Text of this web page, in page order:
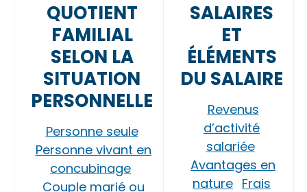
QUOTIENT
FAMILIAL
SELON LA
SITUATION
PERSONNELLE
Personne seule
Personne vivant en
concubinage
Couple marié ou
SALAIRES
ET
ÉLÉMENTS
DU SALAIRE
Revenus
d’activité
salariée
Avantages en
nature Frais